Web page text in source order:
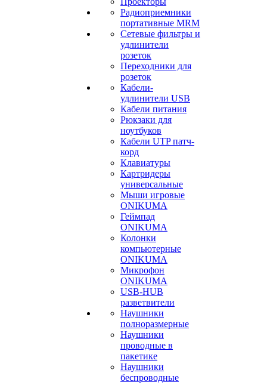
Радиоприемники
портативные MRM
Сетевые фильтры и
удлинители
розеток
Переходники для
розеток
Кабели-
удлинители USB
Кабели питания
Рюкзаки для
ноутбуков
Кабели UTP патч-
корд
Клавиатуры
Картридеры
универсальные
Мыши игровые
ONIKUMA
Геймпад
ONIKUMA
Колонки
компьютерные
ONIKUMA
Микрофон
ONIKUMA
USB-HUB
разветвители
Наушники
полноразмерные
Наушники
проводные в
пакетике
Наушники
беспроводные